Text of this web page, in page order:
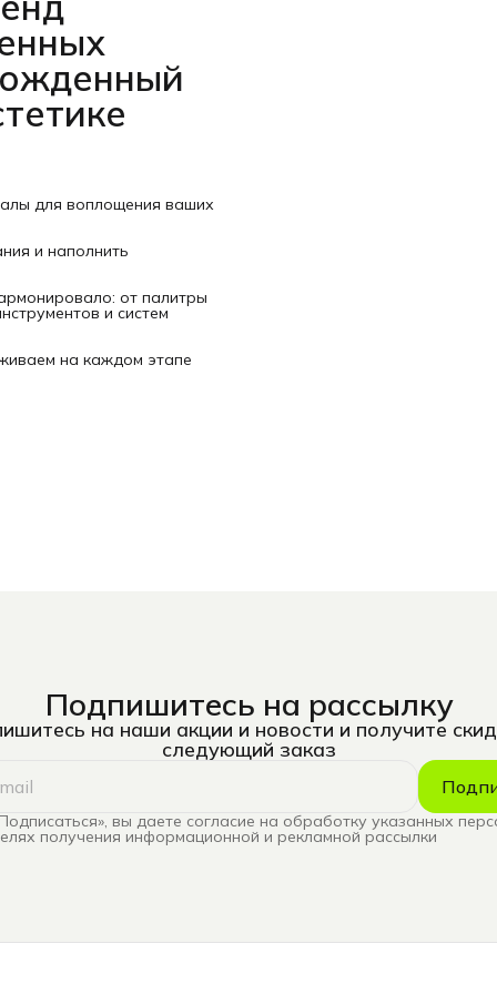
для воплощения ваших
и наполнить
от палитры
и систем
на каждом этапе
Подпишитесь на рассылку
на наши акции и новости и получите
следующий заказ
вы даете согласие на обработку указанных
получения информационной и рекламной рассылки